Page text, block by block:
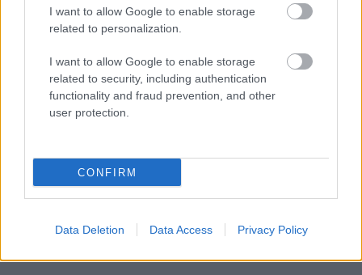
I want to allow Google to enable storage
related to personalization.
I want to allow Google to enable storage
related to security, including authentication
functionality and fraud prevention, and other
user protection.
CONFIRM
Data Deletion Data Access Privacy Policy
EGÉSZSÉG FELHALMOZÁSI ZAVAR
HALMOZÓ KÉNYSZERES FELHALMOZÁS
HOZZÁSZÓLÁSOK